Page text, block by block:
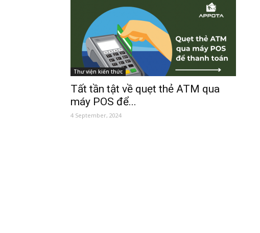
Thư viện kiến thức
Tất tần tật về quẹt thẻ ATM qua
máy POS để...
4 September, 2024